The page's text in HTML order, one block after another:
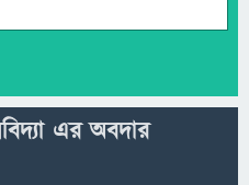
এর অবদার